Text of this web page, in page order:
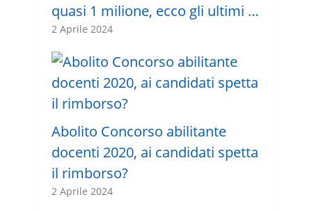
quasi 1 milione, ecco gli ultimi …
2 Aprile 2024
Abolito Concorso abilitante
docenti 2020, ai candidati spetta
il rimborso?
2 Aprile 2024